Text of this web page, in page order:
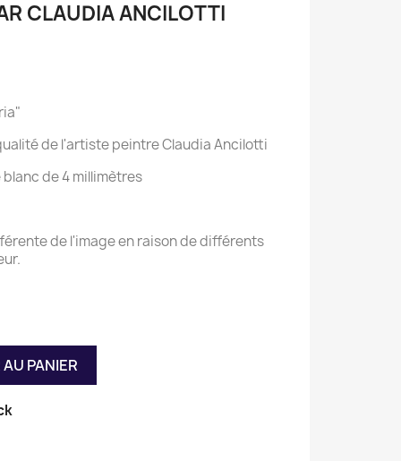
CLAUDIA ANCILOTTI
de l'artiste peintre Claudia Ancilotti
de 4 millimètres
de l'image en raison de différents
PANIER